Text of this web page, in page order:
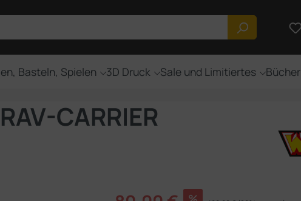
Basteln, Spielen 3D Druck Sale und Limitiertes Bücher
CARRIER
Verkaufspreis: